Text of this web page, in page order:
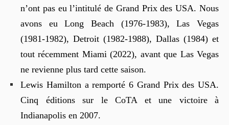
n’ont pas eu l’intitulé de Grand Prix des USA. Nous
avons eu Long Beach (1976-1983), Las Vegas
(1981-1982), Detroit (1982-1988), Dallas (1984) et
tout récemment Miami (2022), avant que Las Vegas
ne revienne plus tard cette saison.
Lewis Hamilton a remporté 6 Grand Prix des USA.
Cinq éditions sur le CoTA et une victoire à
Indianapolis en 2007.